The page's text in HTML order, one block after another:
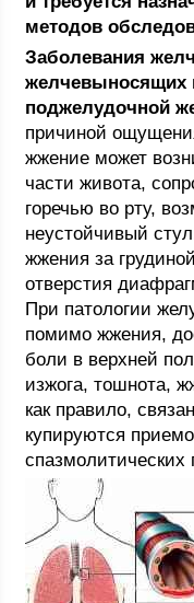
методов
Заболевания
желчевыносящих
поджелудочной
причиной
жжение может
части живота,
горечью во рту,
неустойчивый
жжения за
отверстия
При патологии
помимо жжения,
боли в верхней
изжога, тошнота,
как правило,
купируются
спазмолитических